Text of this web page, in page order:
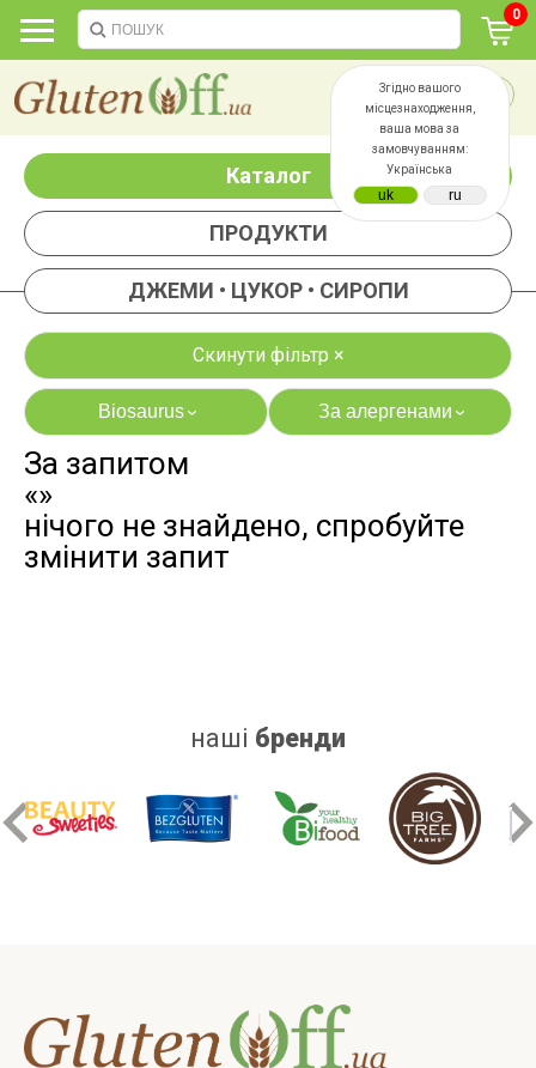
Згідно вашого
місцезнаходження,
ваша мова за
замовчуванням:
Українська
0
Каталог
ПРОДУКТИ
ДЖЕМИ • ЦУКОР • СИРОПИ
Скинути фільтр ×
Biosaurus› За алергенами›
яєць
дріжджів
За запитом
«»
нічого не знайдено, спробуйте
змінити запит
наші бренди